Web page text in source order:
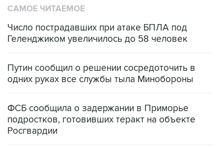
Число пострадавших при атаке БПЛА под
Путин сообщил о решении сосредоточить в
ФСБ сообщила о задержании в Приморье
Росгвардии
Как российские медицинские технологии